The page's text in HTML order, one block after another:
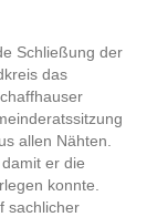
Schließung der
das
allen Nähten.
er die
konnte.
sachlicher